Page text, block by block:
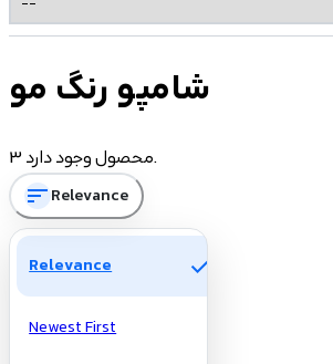
شامپو رنگ مو
3 محصول وجود دارد.
sortRelevance
Relevance check
Newest First